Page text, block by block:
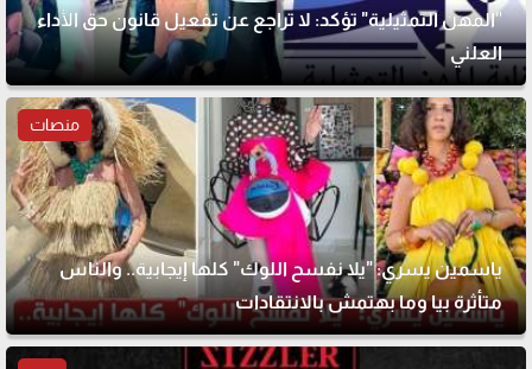
"المهن التمثيلية" تؤكد: لا تراجع عن تفعيل قانون حق الأداء
العلني
منصات
ياسمين يسري: "يلا نفسح اللوك" كلها إيجابية.. والناس
متأثرة بيا وما بهتمش بالانتقادات